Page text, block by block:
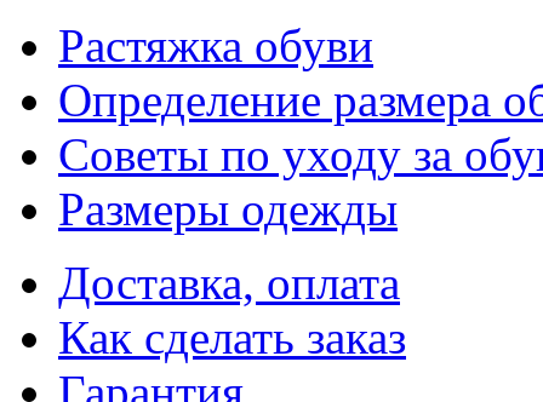
Растяжка обуви
Определение размера
Советы по уходу за
Размеры одежды
Доставка, оплата
Как сделать заказ